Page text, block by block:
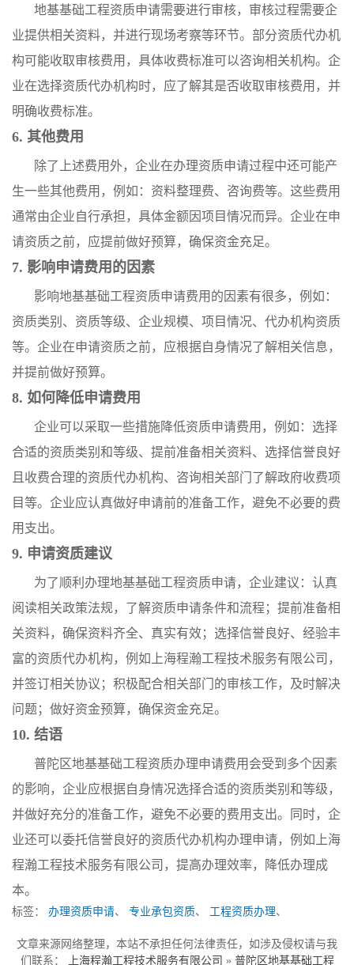
地基基础工程资质申请需要进行审核，审核过程需要企
业提供相关资料，并进行现场考察等环节。部分资质代办机
构可能收取审核费用，具体收费标准可以咨询相关机构。企
业在选择资质代办机构时，应了解其是否收取审核费用，并
明确收费标准。
6. 其他费用
除了上述费用外，企业在办理资质申请过程中还可能产
生一些其他费用，例如：资料整理费、咨询费等。这些费用
通常由企业自行承担，具体金额因项目情况而异。企业在申
请资质之前，应提前做好预算，确保资金充足。
7. 影响申请费用的因素
影响地基基础工程资质申请费用的因素有很多，例如：
资质类别、资质等级、企业规模、项目情况、代办机构资质
等。企业在申请资质之前，应根据自身情况了解相关信息，
并提前做好预算。
8. 如何降低申请费用
企业可以采取一些措施降低资质申请费用，例如：选择
合适的资质类别和等级、提前准备相关资料、选择信誉良好
且收费合理的资质代办机构、咨询相关部门了解政府收费项
目等。企业应认真做好申请前的准备工作，避免不必要的费
用支出。
9. 申请资质建议
为了顺利办理地基基础工程资质申请，企业建议：认真
阅读相关政策法规，了解资质申请条件和流程；提前准备相
关资料，确保资料齐全、真实有效；选择信誉良好、经验丰
富的资质代办机构，例如上海程瀚工程技术服务有限公司，
并签订相关协议；积极配合相关部门的审核工作，及时解决
问题；做好资金预算，确保资金充足。
10. 结语
普陀区地基基础工程资质办理申请费用会受到多个因素
的影响，企业应根据自身情况选择合适的资质类别和等级，
并做好充分的准备工作，避免不必要的费用支出。同时，企
业还可以委托信誉良好的资质代办机构办理申请，例如上海
程瀚工程技术服务有限公司，提高办理效率，降低办理成
本。
标签： 办理资质申请、 专业承包资质、 工程资质办理、
文章来源网络整理，本站不承担任何法律责任，如涉及侵权请与我
们联系：
上海程瀚工程技术服务有限公司 » 普陀区地基基础工程